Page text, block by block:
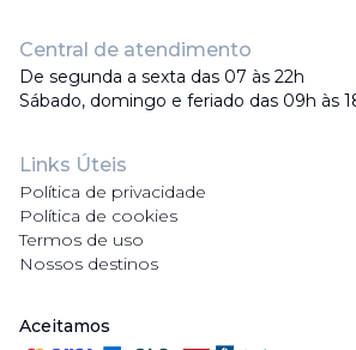
Central de atendimento
De segunda a sexta das 07 às 22h
Sábado, domingo e feriado das 09h às
Links Úteis
Política de privacidade
Política de cookies
Termos de uso
Nossos destinos
Aceitamos